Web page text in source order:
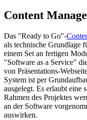
Content
Das "Ready to Go"-
als technische Grundlage
einem Set an fertigen
"Software as a Service"
von Präsentations-
System ist per
ausgelegt. Es erlaubt eine
Rahmen des Projektes
an der Software
auswirken.